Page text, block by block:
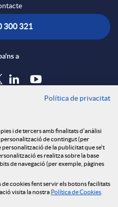
300 321
a
cookies
legal
Online
Política de privacitat
i de tercers amb finalitats d'anàlisi
de contingut (per
personalització de la publicitat que se't
es realitza sobre la base
de navegació (per exemple, pàgines
cookies fent servir els botons facilitats
visita la nostra Política de Cookies